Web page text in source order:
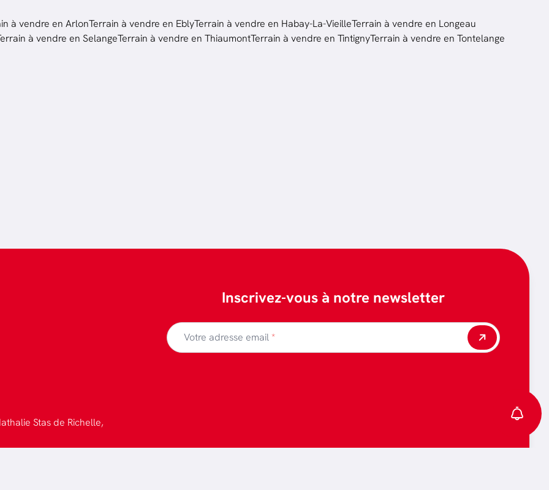
à vendre en ArlonTerrain à vendre en EblyTerrain à vendre en Habay-La-VieilleTerrain à vendre en Longeau
à vendre en SelangeTerrain à vendre en ThiaumontTerrain à vendre en TintignyTerrain à vendre en Tontelange
Stas de Richelle,
Inscrivez-vous à notre newsletter
Votre adresse email*